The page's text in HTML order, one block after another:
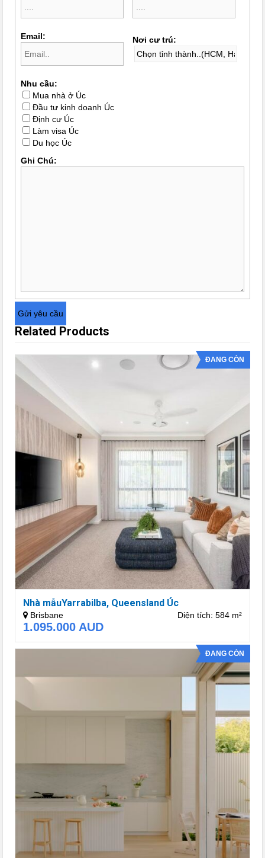
Email: Nơi cư trú:
Nhu cầu:
Mua nhà ở Úc
Đầu tư kinh doanh Úc
Định cư Úc
Làm visa Úc
Du học Úc
Ghi Chú:
Related Products
ĐANG CÒN
Nhà mẫuYarrabilba, Queensland Úc
Brisbane Diện tích: 584 m²
1.095.000 AUD
ĐANG CÒN